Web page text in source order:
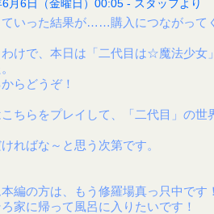
月6日（金曜日）00:05 - スタッフより
いった結果が……購入につながって
わけで、本日は「二代目は☆魔法少女
からどうぞ！
こちらをプレイして、「二代目」の
ればな～と思う次第です。
編の方は、もう修羅場真っ只中です
家に帰って風呂に入りたいです！